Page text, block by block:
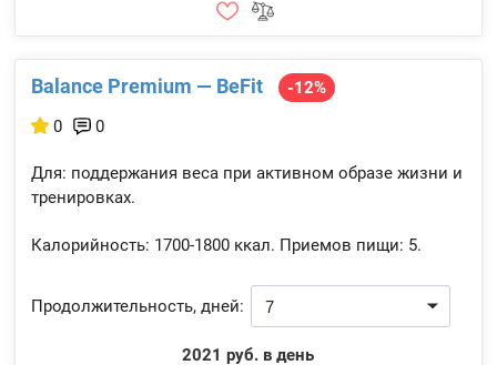
Balance Premium — BeFit
-12%
0
0
Для: поддержания веса при активном образе жизни и
тренировках.
Калорийность: 1700-1800 ккал. Приемов пищи: 5.
Продолжительность, дней:
2021 руб. в день